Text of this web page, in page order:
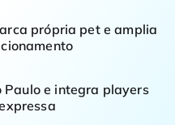
própria pet e amplia
Paulo e integra players